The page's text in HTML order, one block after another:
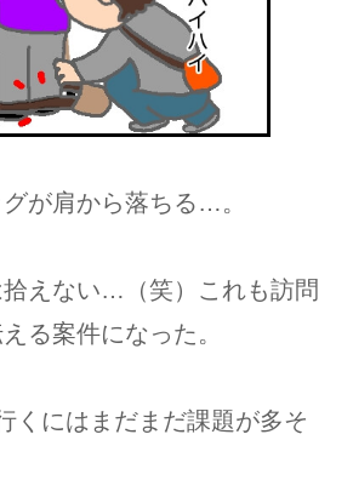
が肩から落ちる…。
えない…（笑）これも訪問
る案件になった。
くにはまだまだ課題が多そ